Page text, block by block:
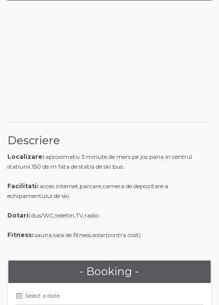
Descriere
Localizare: aproximativ 5 minute de mers pe jos pana in centrul
statiunii,150 de m fata de statia de ski bus.
Facilitati: acces internet,parcare,camera de depozitare a
echipamentului de ski
Dotari: dus/WC,telefon,TV,radio
Fitness: sauna,sala de fitness,solar(contra cost)
- Booking -
Select a date